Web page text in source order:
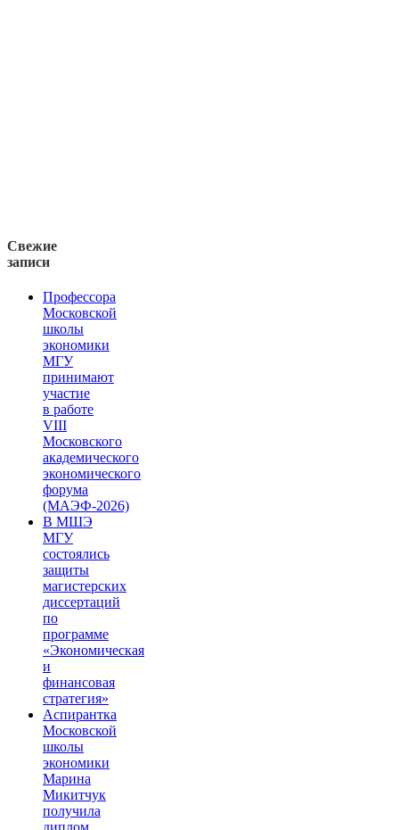
Свежие
записи
Профессора
Московской
школы
экономики
МГУ
принимают
участие
в работе
VIII
Московского
академического
экономического
форума
(МАЭФ-2026)
В МШЭ
МГУ
состоялись
защиты
магистерских
диссертаций
по
программе
«Экономическая
и
финансовая
стратегия»
Аспирантка
Московской
школы
экономики
Марина
Микитчук
получила